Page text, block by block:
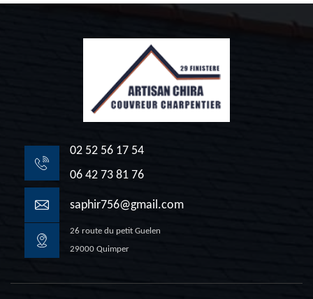
02 52 56 17 54
06 42 73 81 76
saphir756@gmail.com
26 route du petit Guelen
29000 Quimper